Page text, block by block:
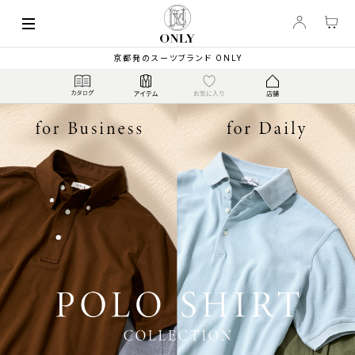
京都発のスーツブランド ONLY